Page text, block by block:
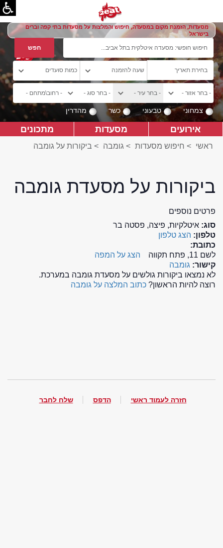
מסעדות, הזמנת מקום במסעדה, חיפוש והמלצות על מסעדות בתי קפה וברים
בישראל
צמחוני טבעוני כשר מהדרין
אירועים מסעדות מתכונים
ראשי > חיפוש מסעדות > גומבה > ביקורות על גומבה
ביקורות על מסעדת גומבה
פרטים נוספים
סוג: איטלקיות, פיצה, פסטה בר
טלפון: הצג טלפון
כתובת:
לשם 11, פתח תקווה
הצג על המפה
קישור: גומבה
לא נמצאו ביקורות גולשים על מסעדת גומבה במערכת.
רוצה להיות הראשון? כתוב המלצה על גומבה
חזרה לעמוד ראשי הדפס שלח לחבר